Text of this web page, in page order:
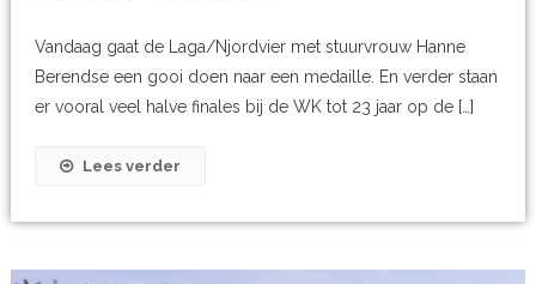
Vandaag gaat de Laga/Njordvier met stuurvrouw Hanne
Berendse een gooi doen naar een medaille. En verder staan
er vooral veel halve finales bij de WK tot 23 jaar op de […]
Lees verder